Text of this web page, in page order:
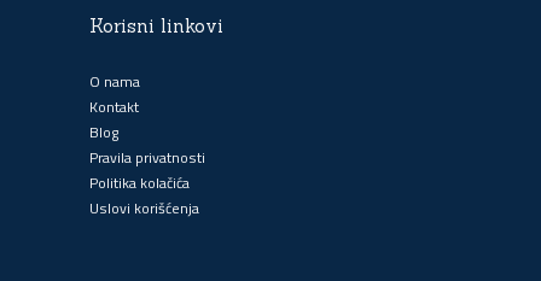
Korisni linkovi
O nama
Kontakt
Blog
Pravila privatnosti
Politika kolačića
Uslovi korišćenja